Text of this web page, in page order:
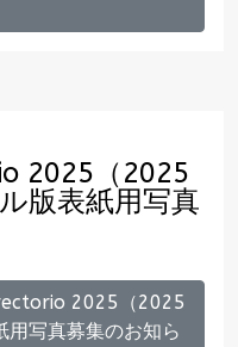
2025（2025
版表紙用写真
2025（2025
用写真募集のお知ら